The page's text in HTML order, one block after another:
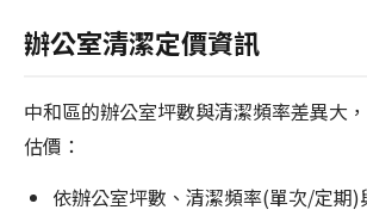
辦公室清潔定價資訊
中和區的辦公室坪數與清潔頻率差異大
估價：
依辦公室坪數、清潔頻率(單次/定期)